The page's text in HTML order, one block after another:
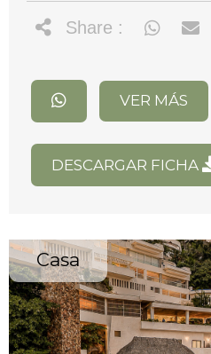
Share :
VER MÁS
DESCARGAR FICHA
Casa